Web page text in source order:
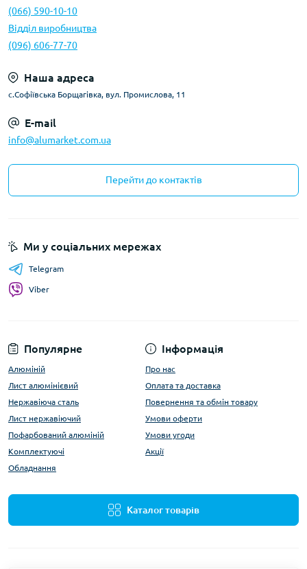
(066) 590-10-10
Відділ виробництва
(096) 606-77-70
Наша адреса
с.Софіївська Борщагівка, вул. Промислова, 11
E-mail
info@alumarket.com.ua
Перейти до контактів
Популярне
Алюміній
Лист алюмінієвий
Нержавіюча сталь
Лист нержавіючий
Пофарбований алюміній
Комплектуючі
Обладнання
Інформація
Про нас
Оплата та доставка
Повернення та обмін товару
Умови оферти
Умови угоди
Акції
Каталог товарів
Ми у соціальних мережах
Telegram
Viber